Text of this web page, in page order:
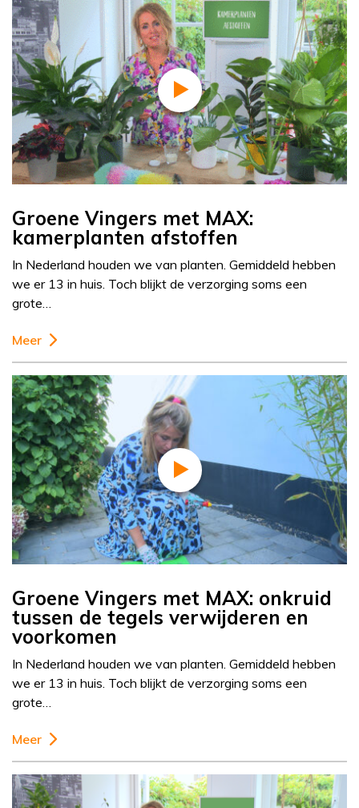
Groene Vingers met MAX:
kamerplanten afstoffen
In Nederland houden we van planten. Gemiddeld hebben
we er 13 in huis. Toch blijkt de verzorging soms een
grote…
Meer
Groene Vingers met MAX: onkruid
tussen de tegels verwijderen en
voorkomen
In Nederland houden we van planten. Gemiddeld hebben
we er 13 in huis. Toch blijkt de verzorging soms een
grote…
Meer